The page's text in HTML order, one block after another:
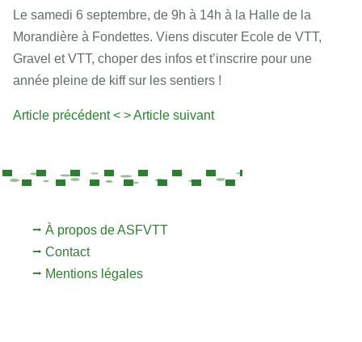
Le samedi 6 septembre, de 9h à 14h à la Halle de la
Morandière à Fondettes. Viens discuter Ecole de VTT,
Gravel et VTT, choper des infos et t’inscrire pour une
année pleine de kiff sur les sentiers !
Article précédent < > Article suivant
⭢ À propos de ASFVTT
⭢ Contact
⭢ Mentions légales